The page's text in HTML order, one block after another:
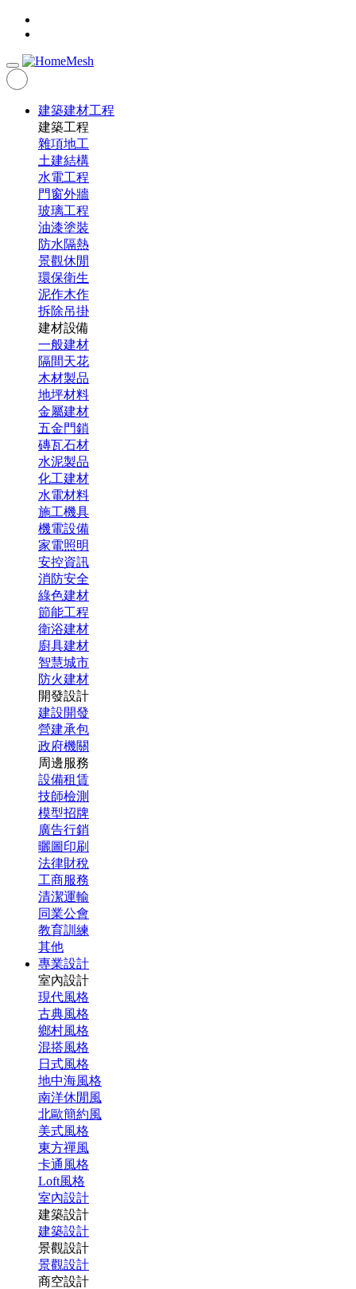
建築建材工程
建築工程
雜項地工
土建結構
水電工程
門窗外牆
玻璃工程
油漆塗裝
防水隔熱
景觀休閒
環保衛生
泥作木作
拆除吊掛
建材設備
一般建材
隔間天花
木材製品
地坪材料
金屬建材
五金門鎖
磚瓦石材
水泥製品
化工建材
水電材料
施工機具
機電設備
家電照明
安控資訊
消防安全
綠色建材
節能工程
衛浴建材
廚具建材
智慧城市
防火建材
開發設計
建設開發
營建承包
政府機關
周邊服務
設備租賃
技師檢測
模型招牌
廣告行銷
曬圖印刷
法律財稅
工商服務
清潔運輸
同業公會
教育訓練
其他
專業設計
室內設計
現代風格
古典風格
鄉村風格
混搭風格
日式風格
地中海風格
南洋休閒風
北歐簡約風
美式風格
東方禪風
卡通風格
Loft風格
室內設計
建築設計
建築設計
景觀設計
景觀設計
商空設計